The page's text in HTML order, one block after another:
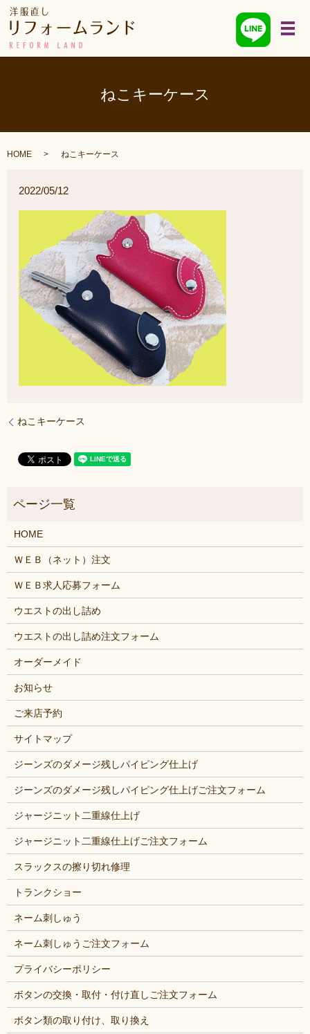
メ
ねこキーケース
HOME ねこキーケース
2022/05/12
ねこキーケース
HOME
ＷＥＢ（ネット）注文
ＷＥＢ求人応募フォーム
ウエストの出し詰め
ウエストの出し詰め注文フォーム
オーダーメイド
お知らせ
ご来店予約
サイトマップ
ジーンズのダメージ残しパイピング仕上げ
ジーンズのダメージ残しパイピング仕上げご注文フォーム
ジャージニット二重線仕上げ
ジャージニット二重線仕上げご注文フォーム
スラックスの擦り切れ修理
トランクショー
ネーム刺しゅう
ネーム刺しゅうご注文フォーム
プライバシーポリシー
ボタンの交換・取付・付け直しご注文フォーム
ボタン類の取り付け、取り換え